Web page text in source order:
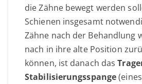
die Zähne bewegt werden
Schienen insgesamt
Zähne nach der Behandlung
nach in ihre alte Position
können, ist danach das
Stabilisierungsspange